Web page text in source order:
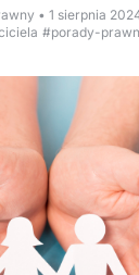
• 1 sierpnia
#porady-